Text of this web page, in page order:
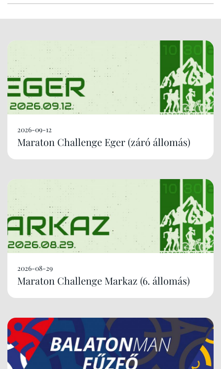
2026-09-12
Maraton Challenge Eger (záró állomás)
2026-08-29
Maraton Challenge Markaz (6. állomás)